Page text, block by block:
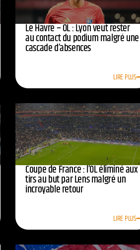
Le Havre – OL : Lyon veut rester
au contact du podium malgré une
cascade d’absences
LIRE PLUS
Coupe de France : l’OL éliminé aux
tirs au but par Lens malgré un
incroyable retour
LIRE PLUS